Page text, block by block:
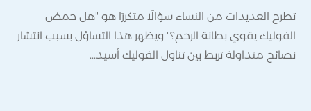
تطرح العديدات من النساء سؤالًا متكررًا هو "هل حمض
الفوليك يقوي بطانة الرحم؟" ويظهر هذا التساؤل بسبب انتشار
نصائح متداولة تربط بين تناول الفوليك أسيد...